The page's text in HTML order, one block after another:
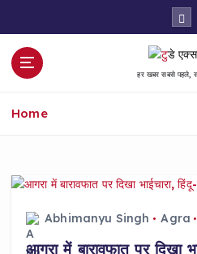
हर खबर सबसे पहले,
Home
Abhimanyu Singh Agra
आगरा में बारावफात पर दिखा